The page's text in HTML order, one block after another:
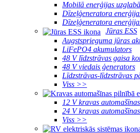
Mobilā enerģijas
Dīzeļģeneratora
Dīzeļģeneratora
Jūras ESS
Augstsprieguma jūras
LiFePO4 akumulators
48 V līdzstrāvas gaisa
48 V viedais ģenerators
Līdzstrāvas-līdzstrāvas
Viss >>
12 V kravas
24 V kravas
Viss >>